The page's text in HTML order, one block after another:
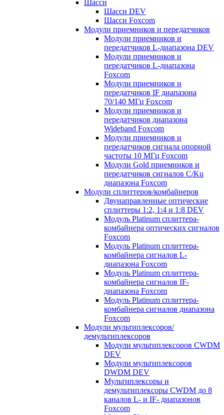
Шасси
Шасси DEV
Шасси Foxcom
Модули приемников и передатчиков
Модули приемников и
передатчиков L-диапазона DEV
Модули приемников и
передатчиков L-диапазона
Foxcom
Модули приемников и
передатчиков IF диапазона
70/140 МГц Foxcom
Модули приемников и
передатчиков диапазона
Wideband Foxcom
Модули приемников и
передатчиков сигнала опорной
частоты 10 МГц Foxcom
Модули Gold приемников и
передатчиков сигналов C/Ku
диапазона Foxcom
Модули сплиттеров/комбайнеров
Двунаправленные оптические
сплиттеры 1:2, 1:4 и 1:8 DEV
Модуль Platinum cплиттера-
комбайнера оптических сигналов
Foxcom
Модуль Platinum сплиттера-
комбайнера сигналов L-
диапазона Foxcom
Модуль Platinum сплиттера-
комбайнера сигналов IF-
диапазона Foxcom
Модуль Platinum сплиттера-
комбайнера сигналов диапазона
Foxcom
Модули мультиплексоров/
демультиплексоров
Модули мультиплексоров CWDM
DEV
Модули мультиплексоров
DWDM DEV
Мультиплексоры и
демультиплексоры CWDM до 8
каналов L- и IF- диапазонов
Foxcom